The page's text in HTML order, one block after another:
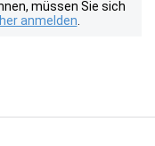
müssen Sie sich
anmelden